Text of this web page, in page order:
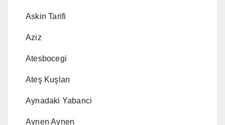
Askin Tarifi
Aziz
Atesbocegi
Ateş Kuşları
Aynadaki Yabanci
Aynen Aynen